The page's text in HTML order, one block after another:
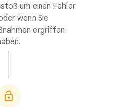
um einen Fehler
wenn Sie
ergriffen